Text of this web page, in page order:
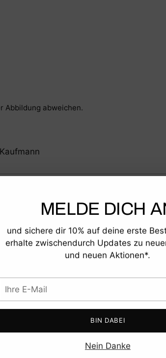
MELDE DICH
und sichere dir 10% auf deine erste
erhalte zwischendurch Updates zu
und neuen Aktionen*.
E-
BIN DABEI
Nein Danke
Abbildung abweichen.
oder schau in unserem